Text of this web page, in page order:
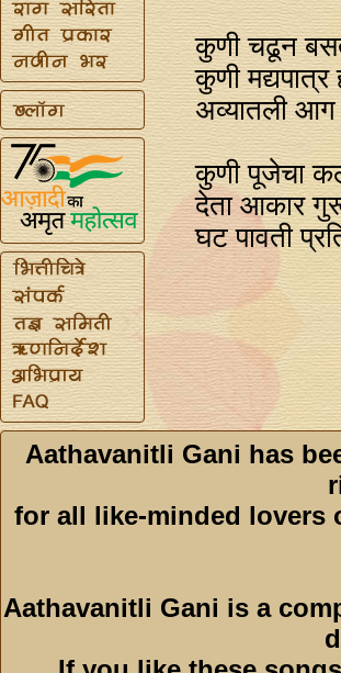
कुणी चढून
कुणी मद्यपात्र
अव्यातली आग
कुणी पूजेचा
देता आकार
घट पावती
Aathavanitli Gani has
for all like-minded lovers
Aathavanitli Gani is a